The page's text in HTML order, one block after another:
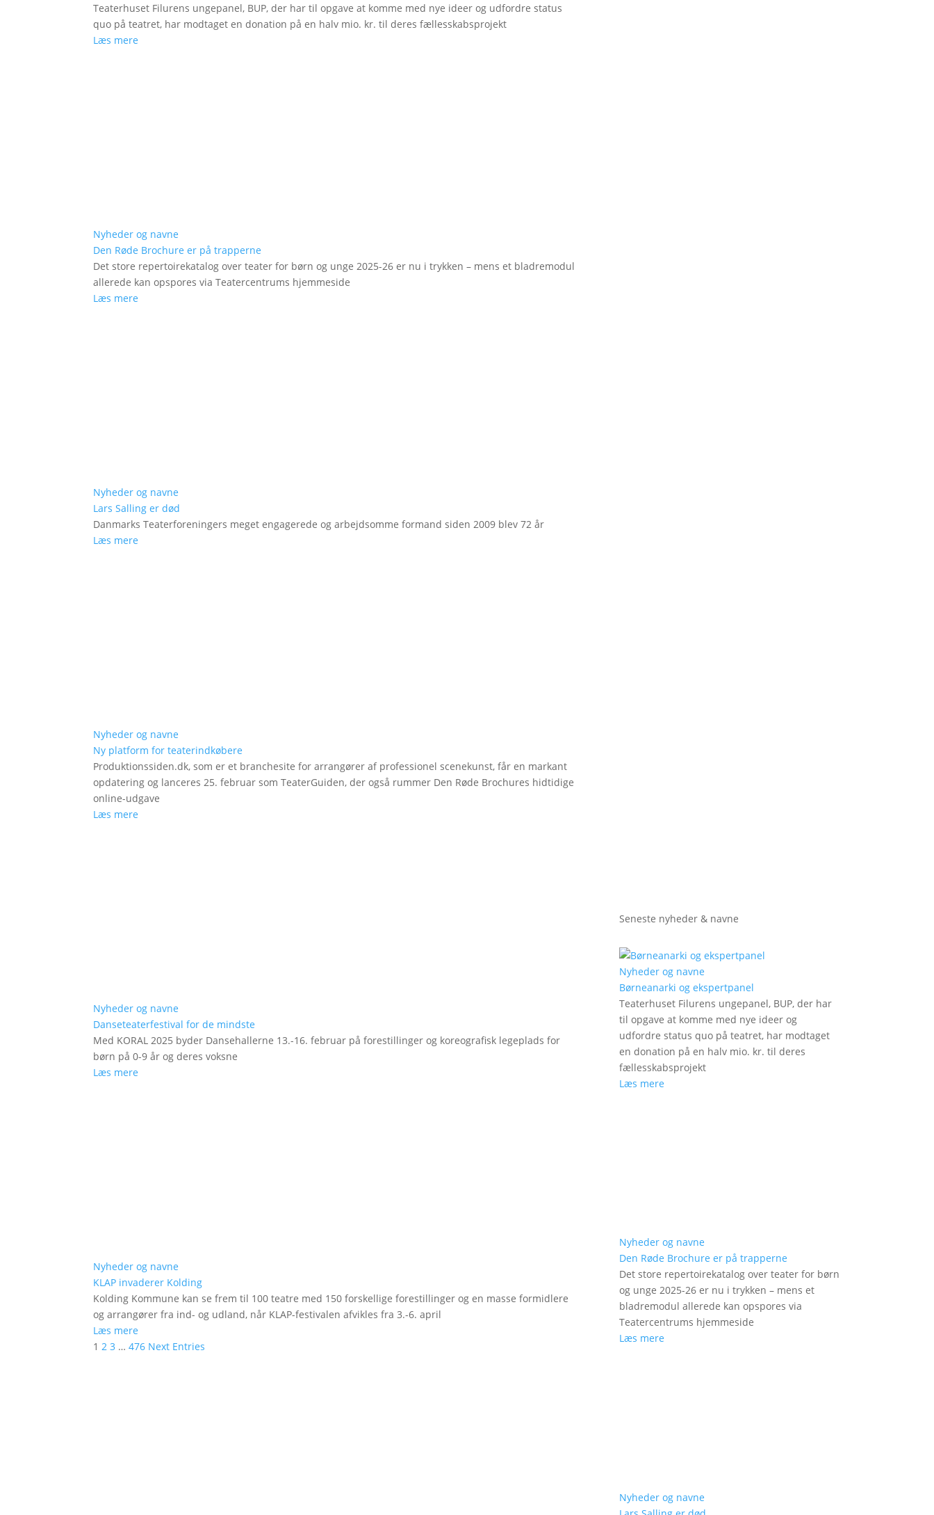
Teaterhuset Filurens ungepanel, BUP, der har til opgave at komme med nye ideer og udfordre status
quo på teatret, har modtaget en donation på en halv mio. kr. til deres fællesskabsprojekt
Læs mere
Nyheder og navne
Den Røde Brochure er på trapperne
Det store repertoirekatalog over teater for børn og unge 2025-26 er nu i trykken – mens et bladremodul
allerede kan opspores via Teatercentrums hjemmeside
Læs mere
Nyheder og navne
Lars Salling er død
Danmarks Teaterforeningers meget engagerede og arbejdsomme formand siden 2009 blev 72 år
Læs mere
Nyheder og navne
Ny platform for teaterindkøbere
Produktionssiden.dk, som er et branchesite for arrangører af professionel scenekunst, får en markant
opdatering og lanceres 25. februar som TeaterGuiden, der også rummer Den Røde Brochures hidtidige
online-udgave
Læs mere
Nyheder og navne
Danseteaterfestival for de mindste
Med KORAL 2025 byder Dansehallerne 13.-16. februar på forestillinger og koreografisk legeplads for
børn på 0-9 år og deres voksne
Læs mere
Nyheder og navne
KLAP invaderer Kolding
Kolding Kommune kan se frem til 100 teatre med 150 forskellige forestillinger og en masse formidlere
og arrangører fra ind- og udland, når KLAP-festivalen afvikles fra 3.-6. april
Læs mere
1 2 3 … 476 Next Entries
Seneste nyheder & navne
Nyheder og navne
Børneanarki og ekspertpanel
Teaterhuset Filurens ungepanel, BUP, der har
til opgave at komme med nye ideer og
udfordre status quo på teatret, har modtaget
en donation på en halv mio. kr. til deres
fællesskabsprojekt
Læs mere
Nyheder og navne
Den Røde Brochure er på trapperne
Det store repertoirekatalog over teater for børn
og unge 2025-26 er nu i trykken – mens et
bladremodul allerede kan opspores via
Teatercentrums hjemmeside
Læs mere
Nyheder og navne